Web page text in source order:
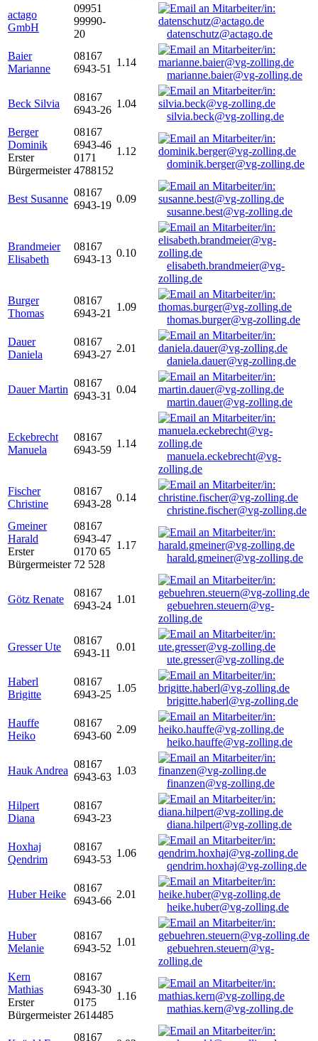
actago
GmbH
09951
99990-
20
datenschutz@actago.de
Baier
Marianne
08167
6943-51
1.14
marianne.baier@vg-zolling.de
Beck Silvia
08167
6943-26
1.04
silvia.beck@vg-zolling.de
Berger
Dominik
Erster
Bürgermeister
08167
6943-46
0171
4788152
1.12
dominik.berger@vg-zolling.de
Best Susanne
08167
6943-19
0.09
susanne.best@vg-zolling.de
Brandmeier
Elisabeth
08167
6943-13
0.10
elisabeth.brandmeier@vg-
zolling.de
Burger
Thomas
08167
6943-21
1.09
thomas.burger@vg-zolling.de
Dauer
Daniela
08167
6943-27
2.01
daniela.dauer@vg-zolling.de
Dauer Martin
08167
6943-31
0.04
martin.dauer@vg-zolling.de
Eckebrecht
Manuela
08167
6943-59
1.14
manuela.eckebrecht@vg-
zolling.de
Fischer
Christine
08167
6943-28
0.14
christine.fischer@vg-zolling.de
Gmeiner
Harald
Erster
Bürgermeister
08167
6943-47
0170 65
72 528
1.17
harald.gmeiner@vg-zolling.de
Götz Renate
08167
6943-24
1.01
gebuehren.steuern@vg-
zolling.de
Gresser Ute
08167
6943-11
0.01
ute.gresser@vg-zolling.de
Haberl
Brigitte
08167
6943-25
1.05
brigitte.haberl@vg-zolling.de
Hauffe
Heiko
08167
6943-60
2.09
heiko.hauffe@vg-zolling.de
Hauk Andrea
08167
6943-63
1.03
finanzen@vg-zolling.de
Hilpert
Diana
08167
6943-23
diana.hilpert@vg-zolling.de
Hoxhaj
Qendrim
08167
6943-53
1.06
qendrim.hoxhaj@vg-zolling.de
Huber Heike
08167
6943-66
2.01
heike.huber@vg-zolling.de
Huber
Melanie
08167
6943-52
1.01
gebuehren.steuern@vg-
zolling.de
Kern
Mathias
Erster
Bürgermeister
08167
6943-30
0175
2614485
1.16
mathias.kern@vg-zolling.de
08167